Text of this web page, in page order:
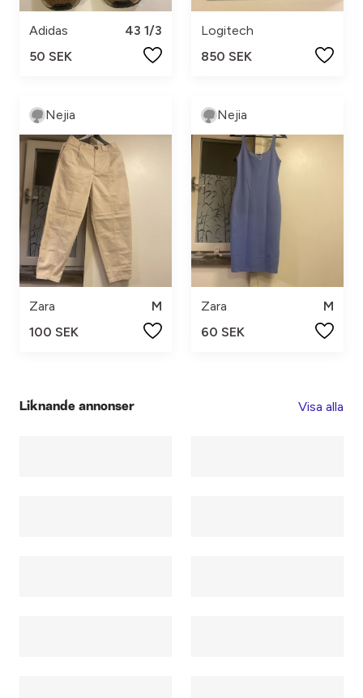
Adidas
43 1/3
50 SEK
Logitech
850 SEK
Nejia
Zara
M
100 SEK
Nejia
Zara
M
60 SEK
Liknande annonser Visa alla